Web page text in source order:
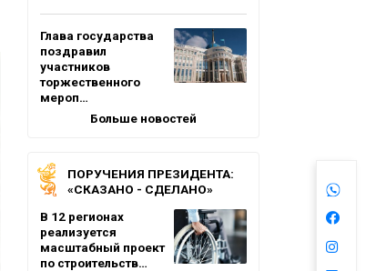
Глава государства
поздравил
участников
торжественного
мероп…
Больше новостей
ПОРУЧЕНИЯ ПРЕЗИДЕНТА:
«СКАЗАНО - СДЕЛАНО»
В 12 регионах
реализуется
масштабный проект
по строительств…